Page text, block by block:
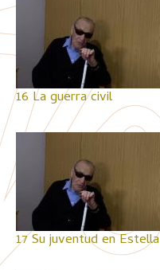
16 La guerra civil
17 Su juventud en Estella